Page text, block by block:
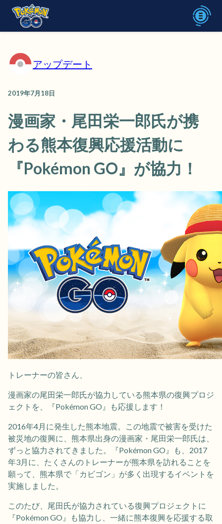
アップデート
2019年7月18日
漫画家・尾田栄一郎氏が携
わる熊本復興応援活動に
『Pokémon GO』が協力！
トレーナーの皆さん、
漫画家の尾田栄一郎氏が協力している熊本県の復興プロジ
ェクトを、『Pokémon GO』も応援します！
2016年4月に発生した熊本地震。この地震で被害を受けた
被災地の復興に、熊本県出身の漫画家・尾田栄一郎氏は、
ずっと協力されてきました。『Pokémon GO』も、2017
年3月に、たくさんのトレーナーが熊本県を訪れることを
願って、熊本県で「カビゴン」が多く出現するイベントを
実施しました。
このたび、尾田氏が協力されている復興プロジェクトに
『Pokémon GO』も協力し、一緒に熊本復興を応援する取